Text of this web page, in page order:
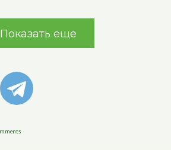
Показать еще